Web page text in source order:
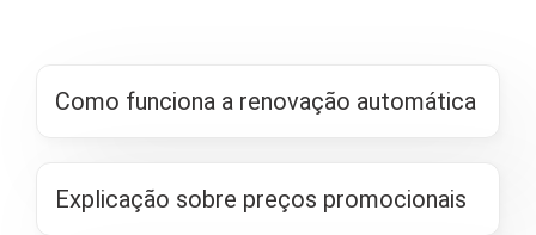
Como funciona a renovação automática
Explicação sobre preços promocionais